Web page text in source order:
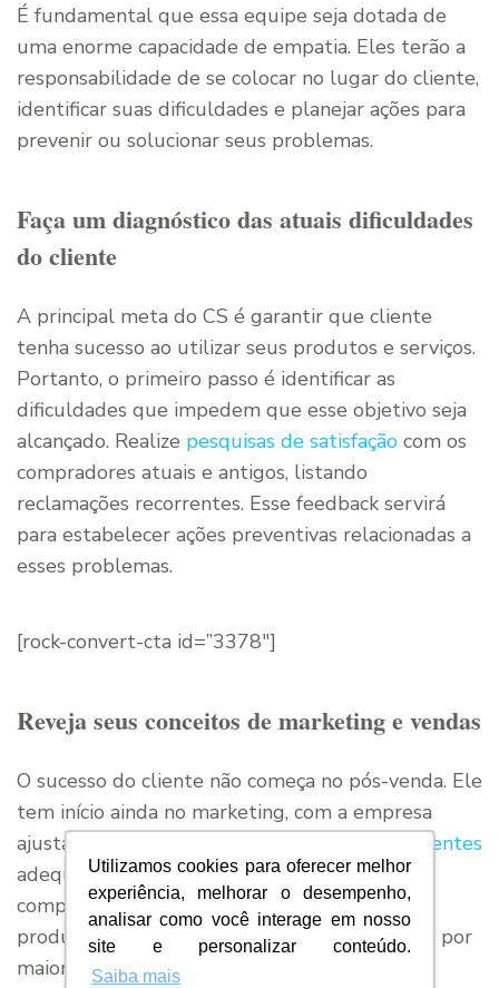
Utilizamos cookies para oferecer melhor
experiência, melhorar o desempenho,
analisar como você interage em nosso
site e personalizar conteúdo.
Saiba mais
É fundamental que essa equipe seja dotada de
uma enorme capacidade de empatia. Eles terão a
responsabilidade de se colocar no lugar do cliente,
identificar suas dificuldades e planejar ações para
prevenir ou solucionar seus problemas.
Faça um diagnóstico das atuais dificuldades
do cliente
A principal meta do CS é garantir que cliente
tenha sucesso ao utilizar seus produtos e serviços.
Portanto, o primeiro passo é identificar as
dificuldades que impedem que esse objetivo seja
alcançado. Realize pesquisas de satisfação com os
compradores atuais e antigos, listando
reclamações recorrentes. Esse feedback servirá
para estabelecer ações preventivas relacionadas a
esses problemas.
[rock-convert-cta id=”3378″]
Reveja seus conceitos de marketing e vendas
O sucesso do cliente não começa no pós-venda. Ele
tem início ainda no marketing, com a empresa
ajustando suas ações para a
prospecção de clientes
adequados. É impossível fazer com que um
comprador que não tem perfil (ou fit) para o
produto ou serviço se sinta satisfeito com ele, por
maiores que sejam os esforços do CS.